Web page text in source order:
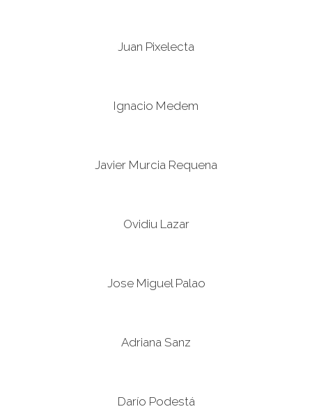
Juan Pixelecta
Ignacio Medem
Javier Murcia Requena
Ovidiu Lazar
Jose Miguel Palao
Adriana Sanz
Darío Podestá